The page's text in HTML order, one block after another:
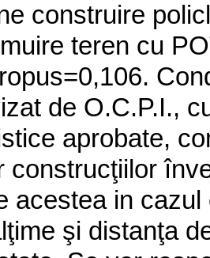
construire
teren cu
de O.C.P.I.,
aprobate,
construcţiilor
acestea in
şi distanţa